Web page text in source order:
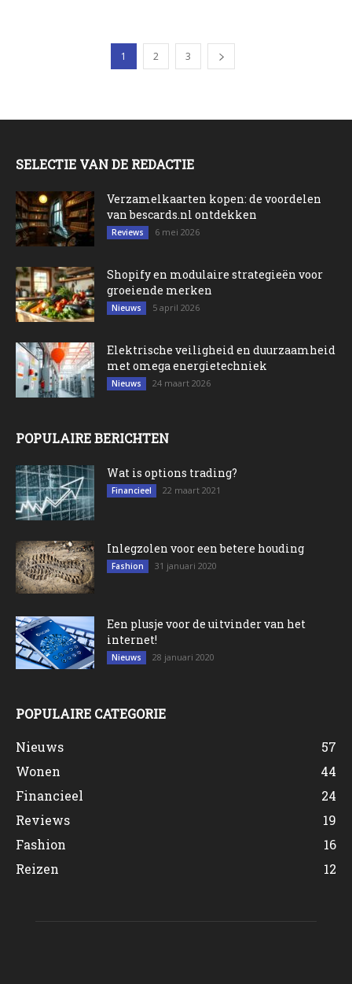
1 2 3
SELECTIE VAN DE REDACTIE
Verzamelkaarten kopen: de voordelen
van bescards.nl ontdekken
Reviews 6 mei 2026
Shopify en modulaire strategieën voor
groeiende merken
Nieuws 5 april 2026
Elektrische veiligheid en duurzaamheid
met omega energietechniek
Nieuws 24 maart 2026
POPULAIRE BERICHTEN
Wat is options trading?
Financieel 22 maart 2021
Inlegzolen voor een betere houding
Fashion 31 januari 2020
Een plusje voor de uitvinder van het
internet!
Nieuws 28 januari 2020
POPULAIRE CATEGORIE
Nieuws
57
Wonen
44
Financieel
24
Reviews
19
Fashion
16
Reizen
12